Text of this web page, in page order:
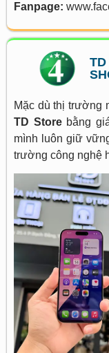
Fanpage:
Mặc dù thị trường
TD Storebằng
mình luôn giữ
trường công nghệ